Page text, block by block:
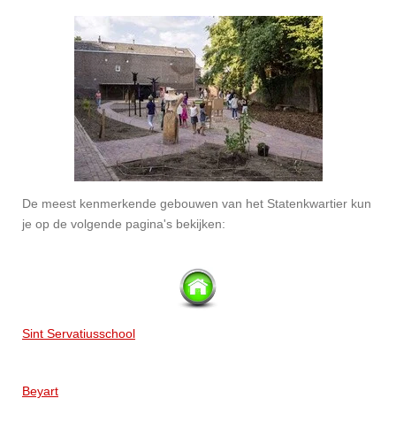
De meest kenmerkende gebouwen van het Statenkwartier kun
je op de volgende pagina's bekijken:
Sint Servatiusschool
Beyart